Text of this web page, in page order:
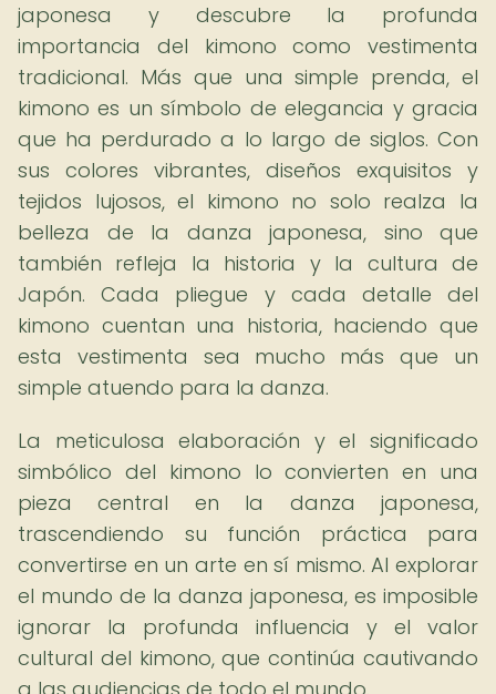
japonesa y descubre la profunda
importancia del kimono como vestimenta
tradicional. Más que una simple prenda, el
kimono es un símbolo de elegancia y gracia
que ha perdurado a lo largo de siglos. Con
sus colores vibrantes, diseños exquisitos y
tejidos lujosos, el kimono no solo realza la
belleza de la danza japonesa, sino que
también refleja la historia y la cultura de
Japón. Cada pliegue y cada detalle del
kimono cuentan una historia, haciendo que
esta vestimenta sea mucho más que un
simple atuendo para la danza.
La meticulosa elaboración y el significado
simbólico del kimono lo convierten en una
pieza central en la danza japonesa,
trascendiendo su función práctica para
convertirse en un arte en sí mismo. Al explorar
el mundo de la danza japonesa, es imposible
ignorar la profunda influencia y el valor
cultural del kimono, que continúa cautivando